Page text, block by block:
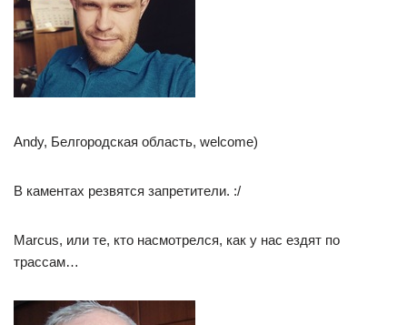
Andy, Белгородская область, welcome)
В каментах резвятся запретители. :/
Marcus, или те, кто насмотрелся, как у нас ездят по
трассам…